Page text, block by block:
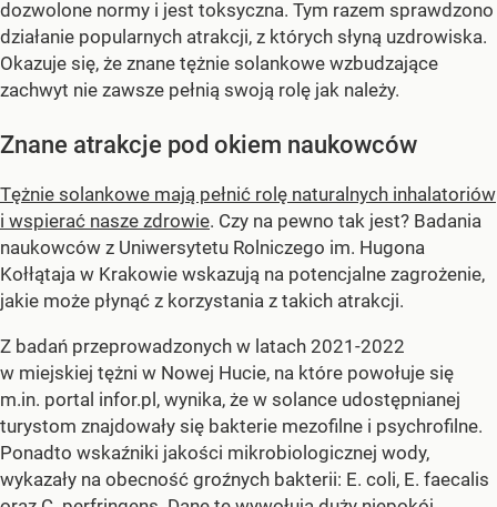
dozwolone normy i jest toksyczna. Tym razem sprawdzono
działanie popularnych atrakcji, z których słyną uzdrowiska.
Okazuje się, że znane tężnie solankowe wzbudzające
zachwyt nie zawsze pełnią swoją rolę jak należy.
Znane atrakcje pod okiem naukowców
Tężnie solankowe mają pełnić rolę naturalnych inhalatoriów
i wspierać nasze zdrowie. Czy na pewno tak jest? Badania
naukowców z Uniwersytetu Rolniczego im. Hugona
Kołłątaja w Krakowie wskazują na potencjalne zagrożenie,
jakie może płynąć z korzystania z takich atrakcji.
Z badań przeprowadzonych w latach 2021-2022
w miejskiej tężni w Nowej Hucie, na które powołuje się
m.in. portal infor.pl, wynika, że w solance udostępnianej
turystom znajdowały się bakterie mezofilne i psychrofilne.
Ponadto wskaźniki jakości mikrobiologicznej wody,
wykazały na obecność groźnych bakterii: E. coli, E. faecalis